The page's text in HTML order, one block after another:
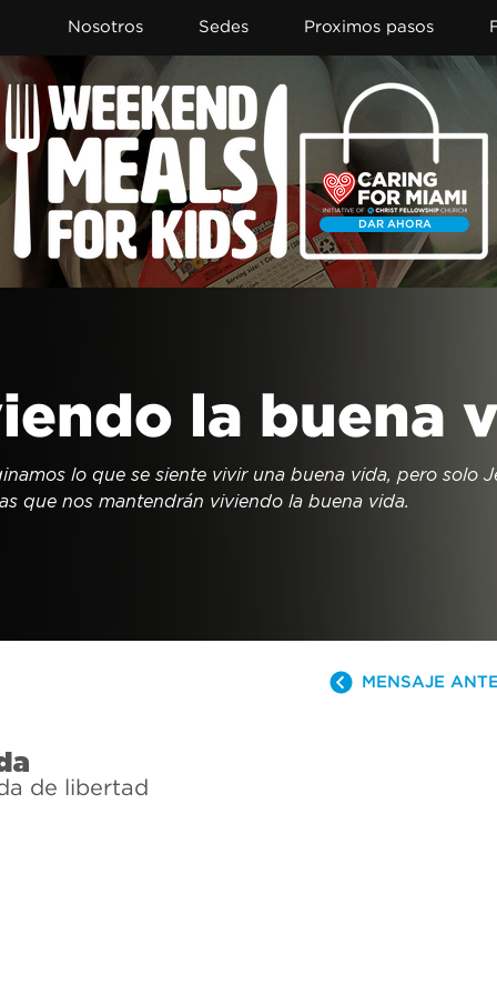
Nosotros Sedes Proximos pasos
DAR AHORA
la buena
lo que se siente vivir una buena vida, pero solo
que nos mantendrán viviendo la buena vida.
MENSAJE
de libertad